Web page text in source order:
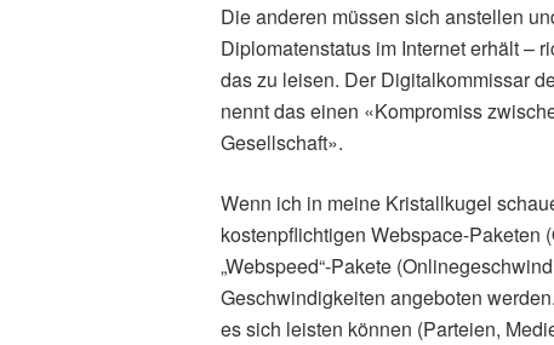
Die anderen müssen sich anstellen
Diplomatenstatus im Internet erhält –
das zu leisen. Der Digitalkommissar
nennt das einen «Kompromiss
Gesellschaft».
Wenn ich in meine Kristallkugel
kostenpflichtigen Webspace-Paketen
„Webspeed“-Pakete
Geschwindigkeiten angeboten
es sich leisten können (Parteien,